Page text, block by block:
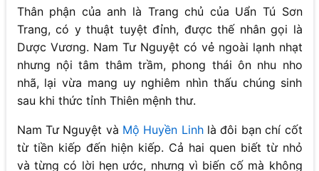
Thân phận của anh là Trang chủ của Uẩn Tú Sơn
Trang, có y thuật tuyệt đỉnh, được thế nhân gọi là
Dược Vương. Nam Tư Nguyệt có vẻ ngoài lạnh nhạt
nhưng nội tâm thâm trầm, phong thái ôn nhu nho
nhã, lại vừa mang uy nghiêm nhìn thấu chúng sinh
sau khi thức tỉnh Thiên mệnh thư.
Nam Tư Nguyệt và Mộ Huyền Linhlà đôi bạn chí cốt
từ tiền kiếp đến hiện kiếp. Cả hai quen biết từ nhỏ
và từng có lời hẹn ước, nhưng vì biến cố mà không